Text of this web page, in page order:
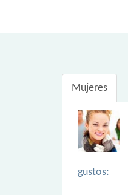
Mujeres
gustos: